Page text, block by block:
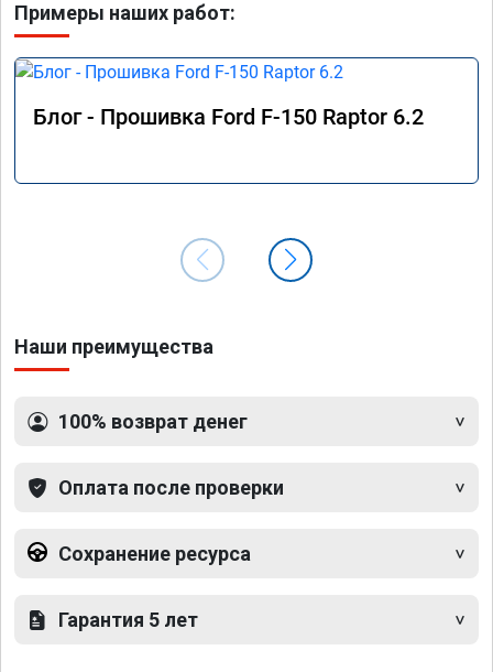
Примеры наших работ:
Блог - Прошивка Ford F-150 Raptor 6.2
Наши преимущества
100% возврат денег
Оплата после проверки
Сохранение ресурса
Гарантия 5 лет